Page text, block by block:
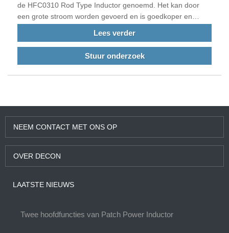
de HFC0310 Rod Type Inductor genoemd. Het kan door
een grote stroom worden gevoerd en is goedkoper en
Onze producten voldoen aan de EU-normen en worden
Lees verder
Stuur onderzoek
NEEM CONTACT MET ONS OP
OVER DECON
LAATSTE NIEUWS
Twee hoofdfuncties van Patch Power Inductor